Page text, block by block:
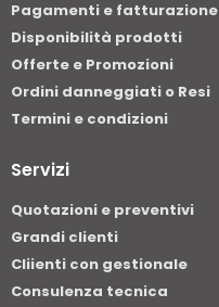
Pagamenti e fatturazione
Disponibilità prodotti
Offerte e Promozioni
Ordini danneggiati o Resi
Termini e condizioni
Servizi
Quotazioni e preventivi
Grandi clienti
Cliienti con gestionale
Consulenza tecnica